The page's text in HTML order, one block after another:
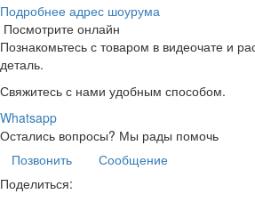
Подробнее адрес шоурума
Посмотрите онлайн
Познакомьтесь с товаром в видеочате и
деталь.
Свяжитесь с нами удобным способом.
Whatsapp
Остались вопросы? Мы рады помочь
Позвонить
Сообщение
Поделиться: